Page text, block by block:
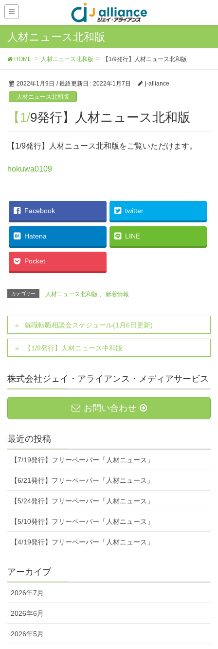
人材ニュース北和版
HOME 人材ニュース北和版 【1/9発行】人材ニュース北和版
2022年1月9日 / 最終更新日 : 2022年1月7日
j-alliance
人材ニュース北和版
【1/9発行】人材ニュース北和版
【1/9発行】人材ニュース北和版をご覧いただけます。
hokuwa0109
Facebook twitter
Hatena LINE
Pocket
カテゴリー 人材ニュース北和版 、 新着情報
就職転職相談会スケジュール(1月6日更新)
【1/9発行】人材ニュース中和版
株式会社ジェイ・アライアンス・メディアサービス
お問い合わせ
最近の投稿
【7/19発行】フリーペーパー「人材ニュース」
【6/21発行】フリーペーパー「人材ニュース」
【5/24発行】フリーペーパー「人材ニュース」
【5/10発行】フリーペーパー「人材ニュース」
【4/19発行】フリーペーパー「人材ニュース」
アーカイブ
2026年7月
2026年6月
2026年5月